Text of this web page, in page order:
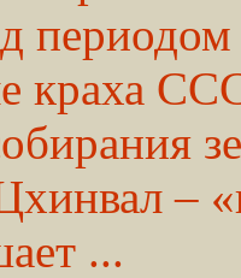
краха
–
...